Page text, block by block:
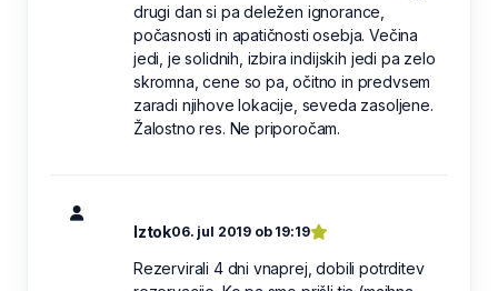
drugi dan si pa deležen ignorance,
počasnosti in apatičnosti osebja. Večina
jedi, je solidnih, izbira indijskih jedi pa zelo
skromna, cene so pa, očitno in predvsem
zaradi njihove lokacije, seveda zasoljene.
Žalostno res. Ne priporočam.
Iztok06. jul 2019 ob 19:19
Rezervirali 4 dni vnaprej, dobili potrditev